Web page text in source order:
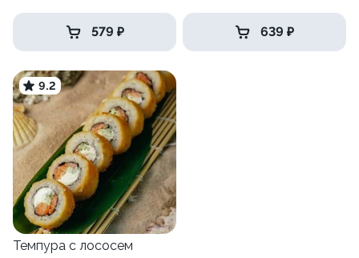
579 ₽ 639 ₽
9.2
Темпура с лососем